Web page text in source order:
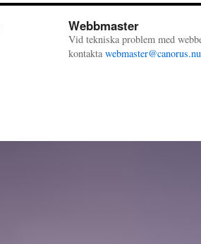
Webbmaster
Vid tekniska problem med
kontakta